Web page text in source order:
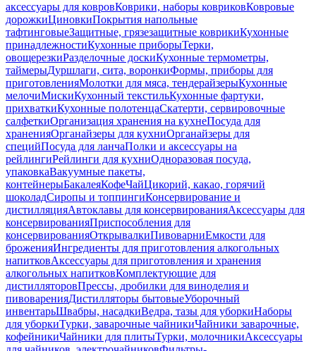
аксессуары для ковровКоврики, наборы ковриковКовровые
дорожкиЦиновкиПокрытия напольные
тафтинговыеЗащитные, грязезащитные коврикиКухонные
принадлежностиКухонные приборыТерки,
овощерезкиРазделочные доскиКухонные термометры,
таймерыДуршлаги, сита, воронкиФормы, приборы для
приготовленияМолотки для мяса, тендерайзерыКухонные
мелочиМискиКухонный текстильКухонные фартуки,
прихваткиКухонные полотенцаСкатерти, сервировочные
салфеткиОрганизация хранения на кухнеПосуда для
храненияОрганайзеры для кухниОрганайзеры для
специйПосуда для ланчаПолки и аксессуары на
рейлингиРейлинги для кухниОдноразовая посуда,
упаковкаВакуумные пакеты,
контейнерыБакалеяКофеЧайЦикорий, какао, горячий
шоколадСиропы и топпингиКонсервирование и
дистилляцияАвтоклавы для консервированияАксессуары для
консервированияПриспособления для
консервированияОткрывалкиПивоварниЕмкости для
броженияИнгредиенты для приготовления алкогольных
напитковАксессуары для приготовления и хранения
алкогольных напитковКомплектующие для
дистилляторовПрессы, дробилки для виноделия и
пивоваренияДистилляторы бытовыеУборочный
инвентарьШвабры, насадкиВедра, тазы для уборкиНаборы
для уборкиТурки, заварочные чайникиЧайники заварочные,
кофейникиЧайники для плитыТурки, молочникиАксессуары